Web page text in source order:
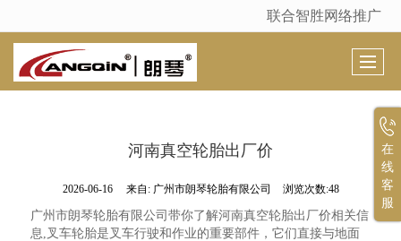
很遗憾，因您的浏览器版本过低导致无法获得最佳浏览体验，推荐下载安装谷歌浏览器！
联合智胜网络推广
河南真空轮胎出厂价
2026-06-16 来自: 广州市朗琴轮胎有限公司 浏览次数:48
广州市朗琴轮胎有限公司带你了解河南真空轮胎出厂价相关信
息,叉车轮胎是叉车行驶和作业的重要部件，它们直接与地面
在
线
客
服